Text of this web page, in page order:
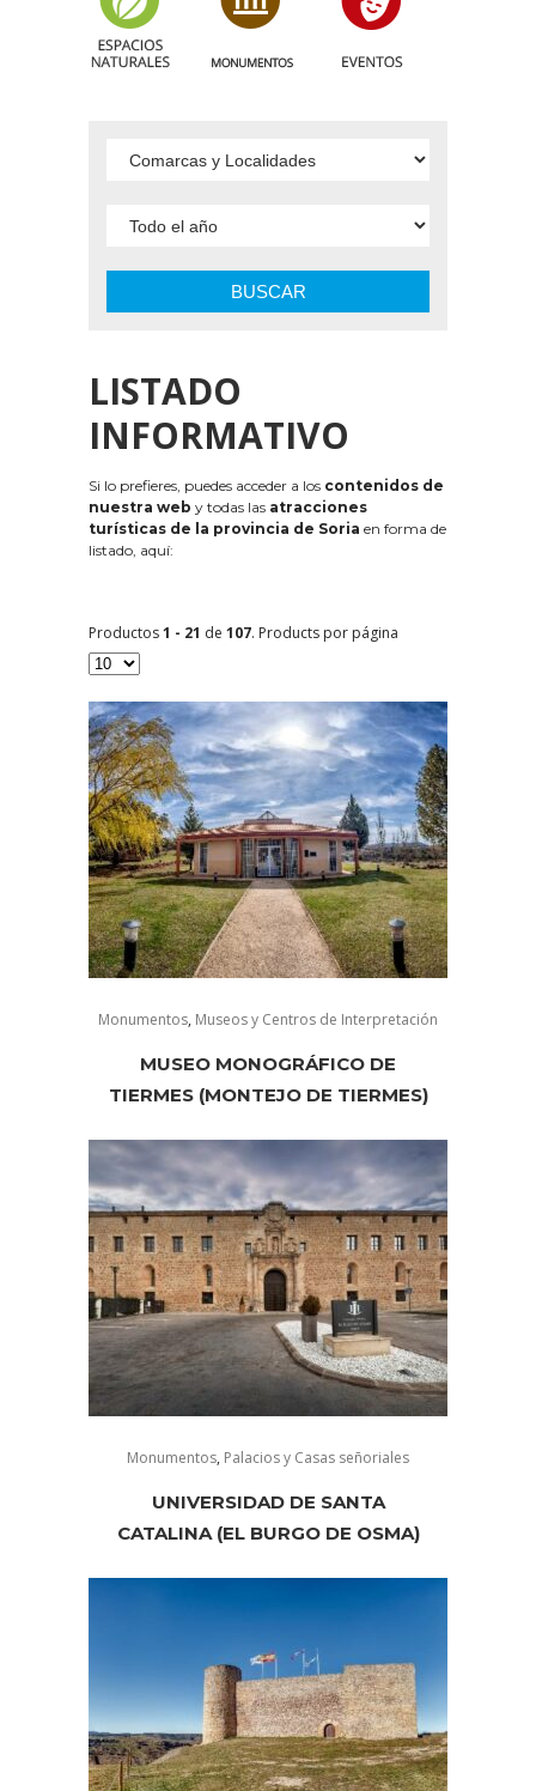
BUSCAR
LISTADO
INFORMATIVO
Si lo prefieres, puedes acceder a los contenidos de
nuestra web y todas las atracciones
turísticas de la provincia de Soria en forma de
listado, aquí:
Productos1 - 21 de 107. Products por página
Monumentos, Museos y Centros de Interpretación
MUSEO MONOGRÁFICO DE
TIERMES (MONTEJO DE TIERMES)
Monumentos, Palacios y Casas señoriales
UNIVERSIDAD DE SANTA
CATALINA (EL BURGO DE OSMA)